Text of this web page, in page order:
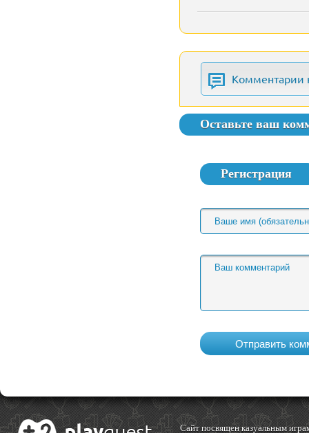
Комментарии
Оставьте ваш
Регистрация
Cайт посвящен казуальным